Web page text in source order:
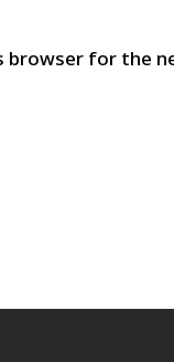
browser for the